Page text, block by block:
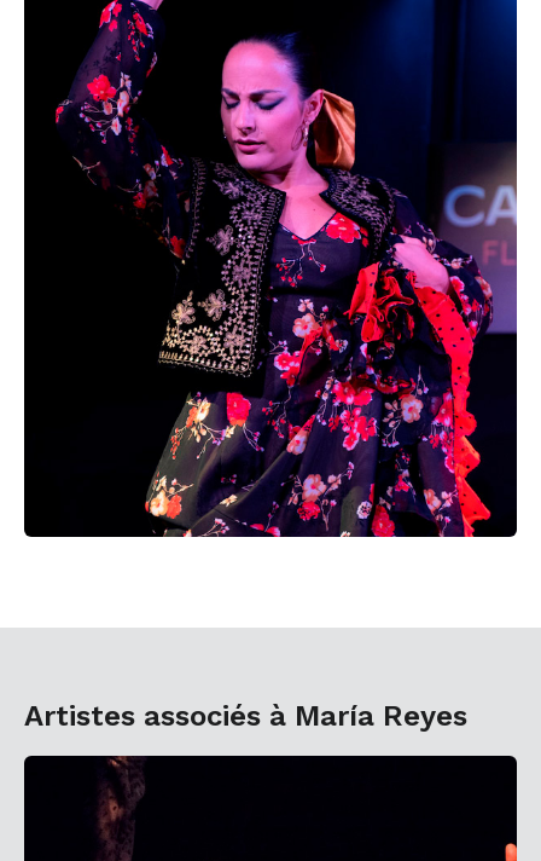
Artistes associés à María Reyes